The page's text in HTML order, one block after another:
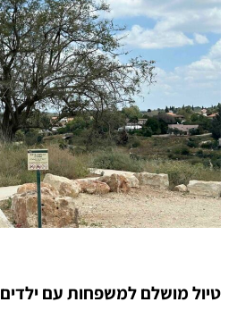
טיול מושלם למשפחות עם ילדים